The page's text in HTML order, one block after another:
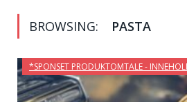
BROWSING: PASTA
*SPONSET PRODUKTOMTALE -